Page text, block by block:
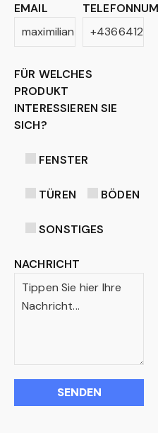
EMAIL
FÜR WELCHES
PRODUKT
INTERESSIEREN SIE
SICH?
FENSTER
TÜREN BÖDEN
SONSTIGES
NACHRICHT